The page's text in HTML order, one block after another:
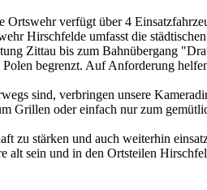
verfügt über 4
Hirschfelde umfasst die
Zittau bis zum Bahnübergang
begrenzt. Auf Anforderung
sind, verbringen unsere
Grillen oder einfach nur zum
zu stärken und auch weiterhin
alt sein und in den Ortsteilen